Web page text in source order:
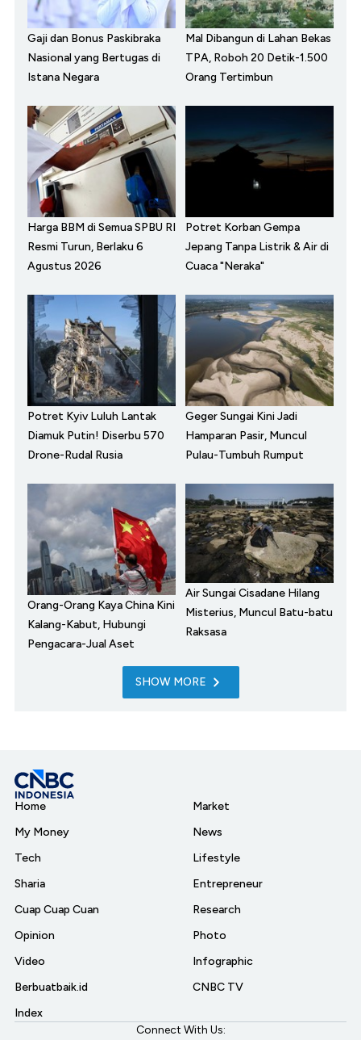
Gaji dan Bonus Paskibraka
Nasional yang Bertugas di
Istana Negara
Mal Dibangun di Lahan Bekas
TPA, Roboh 20 Detik-1.500
Orang Tertimbun
Harga BBM di Semua SPBU RI
Resmi Turun, Berlaku 6
Agustus 2026
Potret Korban Gempa
Jepang Tanpa Listrik & Air di
Cuaca "Neraka"
Potret Kyiv Luluh Lantak
Diamuk Putin! Diserbu 570
Drone-Rudal Rusia
Geger Sungai Kini Jadi
Hamparan Pasir, Muncul
Pulau-Tumbuh Rumput
Orang-Orang Kaya China Kini
Kalang-Kabut, Hubungi
Pengacara-Jual Aset
Air Sungai Cisadane Hilang
Misterius, Muncul Batu-batu
Raksasa
SHOW MORE
Home
My Money
Tech
Sharia
Cuap Cuap Cuan
Opinion
Video
Berbuatbaik.id
Index
Market
News
Lifestyle
Entrepreneur
Research
Photo
Infographic
CNBC TV
Connect With Us: